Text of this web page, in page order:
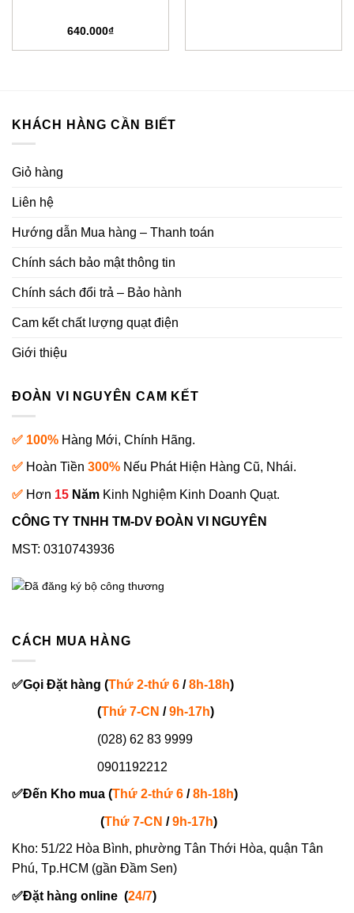
640.000₫
KHÁCH HÀNG CẦN BIẾT
Giỏ hàng
Liên hệ
Hướng dẫn Mua hàng – Thanh toán
Chính sách bảo mật thông tin
Chính sách đổi trả – Bảo hành
Cam kết chất lượng quạt điện
Giới thiệu
ĐOÀN VI NGUYÊN CAM KẾT
✅ 100% Hàng Mới, Chính Hãng.
✅ Hoàn Tiền 300% Nếu Phát Hiện Hàng Cũ, Nhái.
✅ Hơn 15 Năm Kinh Nghiệm Kinh Doanh Quạt.
CÔNG TY TNHH TM-DV ĐOÀN VI NGUYÊN
MST: 0310743936
CÁCH MUA HÀNG
✅Gọi Đặt hàng (Thứ 2-thứ 6 /8h-18h)
(Thứ 7-CN /9h-17h)
(028) 62 83 9999
0901192212
✅Đến Kho mua (Thứ 2-thứ 6 /8h-18h)
(Thứ 7-CN /9h-17h)
Kho: 51/22 Hòa Bình, phường Tân Thới Hòa, quận Tân
Phú, Tp.HCM (gần Đầm Sen)
✅Đặt hàng online (24/7)